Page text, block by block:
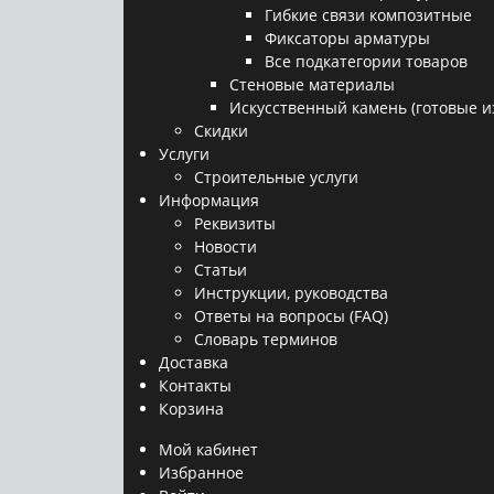
Гибкие связи композитные
Фиксаторы арматуры
Все подкатегории товаров
Стеновые материалы
Искусственный камень (готовые
Скидки
Услуги
Строительные услуги
Информация
Реквизиты
Новости
Статьи
Инструкции, руководства
Ответы на вопросы (FAQ)
Словарь терминов
Доставка
Контакты
Корзина
Мой кабинет
Избранное